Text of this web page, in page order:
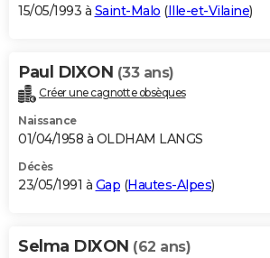
15/05/1993 à Saint-Malo (Ille-et-Vilaine)
Paul DIXON (33 ans)
Créer une cagnotte obsèques
Naissance
01/04/1958 à OLDHAM LANGS
Décès
23/05/1991 à Gap (Hautes-Alpes)
Selma DIXON (62 ans)